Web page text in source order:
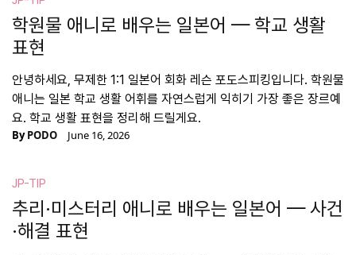
학원물 애니로 배우는 일본어 — 학교 생활
표현
안녕하세요, 무제한 1:1 일본어 회화 레슨 포도스피킹입니다. 학원물
애니는 일본 학교 생활 어휘를 자연스럽게 익히기 가장 좋은 장르예
요. 학교 생활 표현을 정리해 드릴게요.
ByPODO June 16, 2026
JP-TIP
추리·미스터리 애니로 배우는 일본어 — 사건
·해결 표현